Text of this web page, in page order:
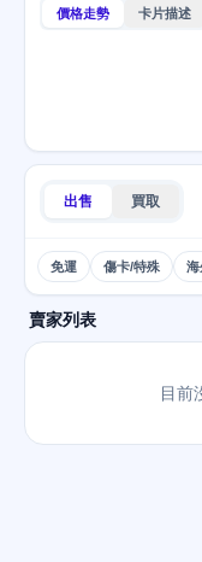
價格走勢 卡片描述
出售 買取
免運 傷卡/特殊 海
賣家列表
目前